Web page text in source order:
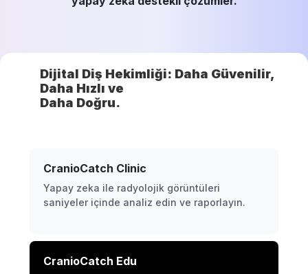
Dijital Diş Hekimliği: Daha Güvenilir,
Daha Hızlı ve
Daha Doğru.
CranioCatch Clinic
Yapay zeka ile radyolojik görüntüleri
saniyeler içinde analiz edin ve raporlayın.
CranioCatch Edu